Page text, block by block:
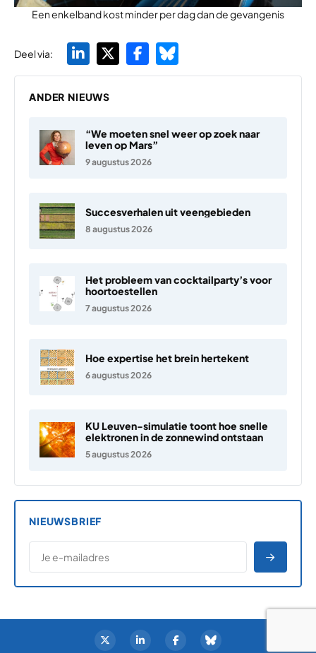
Een enkelband kost minder per dag dan de gevangenis
Deel via:
ANDER NIEUWS
“We moeten snel weer op zoek naar
leven op Mars”
9 augustus 2026
Succesverhalen uit veengebieden
8 augustus 2026
Het probleem van cocktailparty’s voor
hoortoestellen
7 augustus 2026
Hoe expertise het brein hertekent
6 augustus 2026
KU Leuven-simulatie toont hoe snelle
elektronen in de zonnewind ontstaan
5 augustus 2026
NIEUWSBRIEF
E-MAILADRES
*